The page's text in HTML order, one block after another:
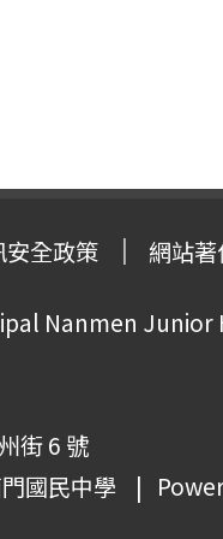
全政策 網站
Nanmen Junior
街 6 號
國民中學 |